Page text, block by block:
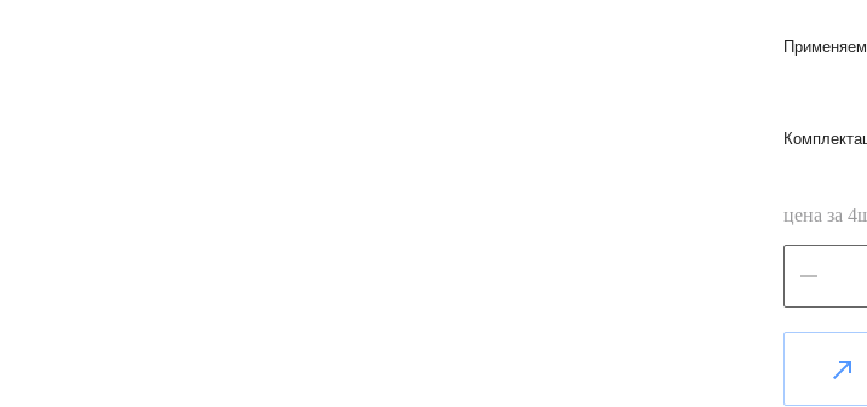
цена за 4